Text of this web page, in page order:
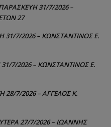
31/7/2026 –
27
31/7/2026 – ΚΩΝΣΤΑΝΤΙΝΟΣ Ε.
7/2026 – ΚΩΝΣΤΑΝΤΙΝΟΣ Ε.
28/7/2026 – ΑΓΓΕΛΟΣ Κ.
27/7/2026 – ΙΩΑΝΝΗΣ